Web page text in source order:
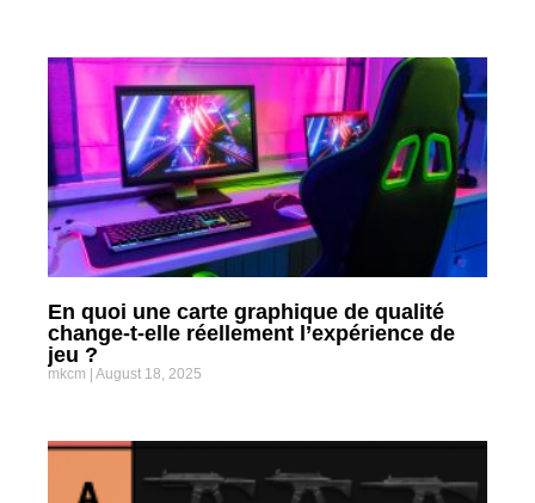
En quoi une carte graphique de qualité
change-t-elle réellement l’expérience de
jeu ?
mkcm August 18, 2025